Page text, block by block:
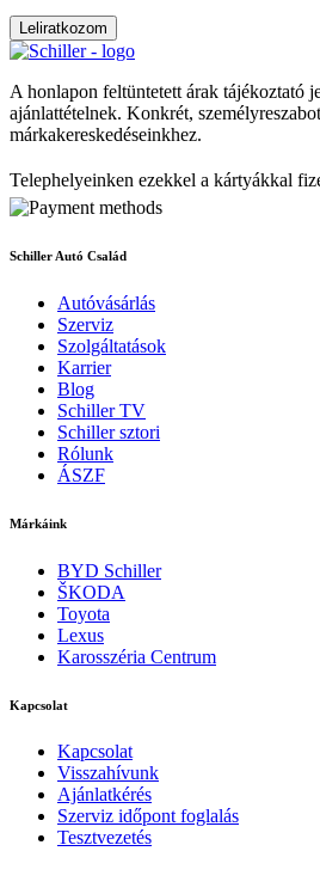
Leliratkozom
A honlapon feltüntetett árak tájékoztató
ajánlattételnek. Konkrét,
márkakereskedéseinkhez.
Telephelyeinken ezekkel a kártyákkal
Schiller Autó Család
Autóvásárlás
Szerviz
Szolgáltatások
Karrier
Blog
Schiller TV
Schiller sztori
Rólunk
ÁSZF
Márkáink
BYD Schiller
ŠKODA
Toyota
Lexus
Karosszéria Centrum
Kapcsolat
Kapcsolat
Visszahívunk
Ajánlatkérés
Szerviz időpont foglalás
Tesztvezetés